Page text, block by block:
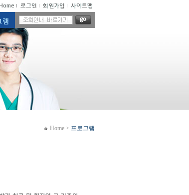
Home > 프로그램